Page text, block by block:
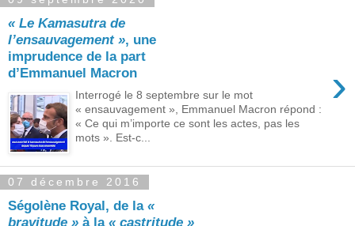
« Le Kamasutra de
l’ensauvagement », une
imprudence de la part
d’Emmanuel Macron
›
Interrogé le 8 septembre sur le mot
« ensauvagement », Emmanuel Macron répond :
« Ce qui m’importe ce sont les actes, pas les
mots ». Est-c...
07 décembre 2016
Ségolène Royal, de la «
bravitude » à la « castritude »